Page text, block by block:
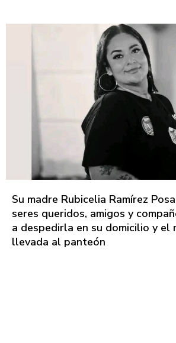
Su madre Rubicelia Ramírez
seres queridos, amigos y
a despedirla en su domicilio y el
llevada al panteón